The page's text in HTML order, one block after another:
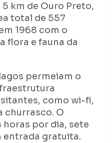
km de Ouro Preto,
total de 557
1968 com o
flora e fauna da
permeiam o
como wi-fi,
churrasco. O
por dia, sete
entrada gratuita.